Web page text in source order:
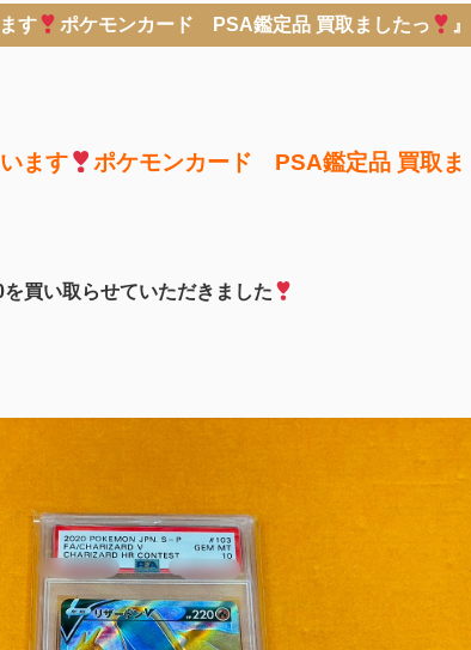
す ポケモンカード PSA鑑定品 買取ましたっ 』
ます
ポケモンカード PSA鑑定品 買取ま
買い取らせていただきました